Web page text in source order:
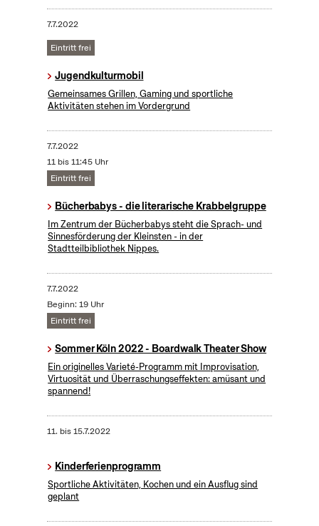
7.7.2022
Eintritt frei
Jugendkulturmobil
Gemeinsames Grillen, Gaming und sportliche
Aktivitäten stehen im Vordergrund
7.7.2022
11 bis 11:45 Uhr
Eintritt frei
Bücherbabys - die literarische Krabbelgruppe
Im Zentrum der Bücherbabys steht die Sprach- und
Sinnesförderung der Kleinsten - in der
Stadtteilbibliothek Nippes.
7.7.2022
Beginn: 19 Uhr
Eintritt frei
Sommer Köln 2022 - Boardwalk Theater Show
Ein originelles Varieté-Programm mit Improvisation,
Virtuosität und Überraschungseffekten: amüsant und
spannend!
11. bis15.7.2022
Kinderferienprogramm
Sportliche Aktivitäten, Kochen und ein Ausflug sind
geplant